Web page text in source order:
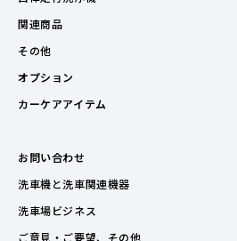
関連商品
その他
オプション
カーケアアイテム
お問い合わせ
洗車機と洗車関連機器
洗車場ビジネス
ご意見・ご要望、その他